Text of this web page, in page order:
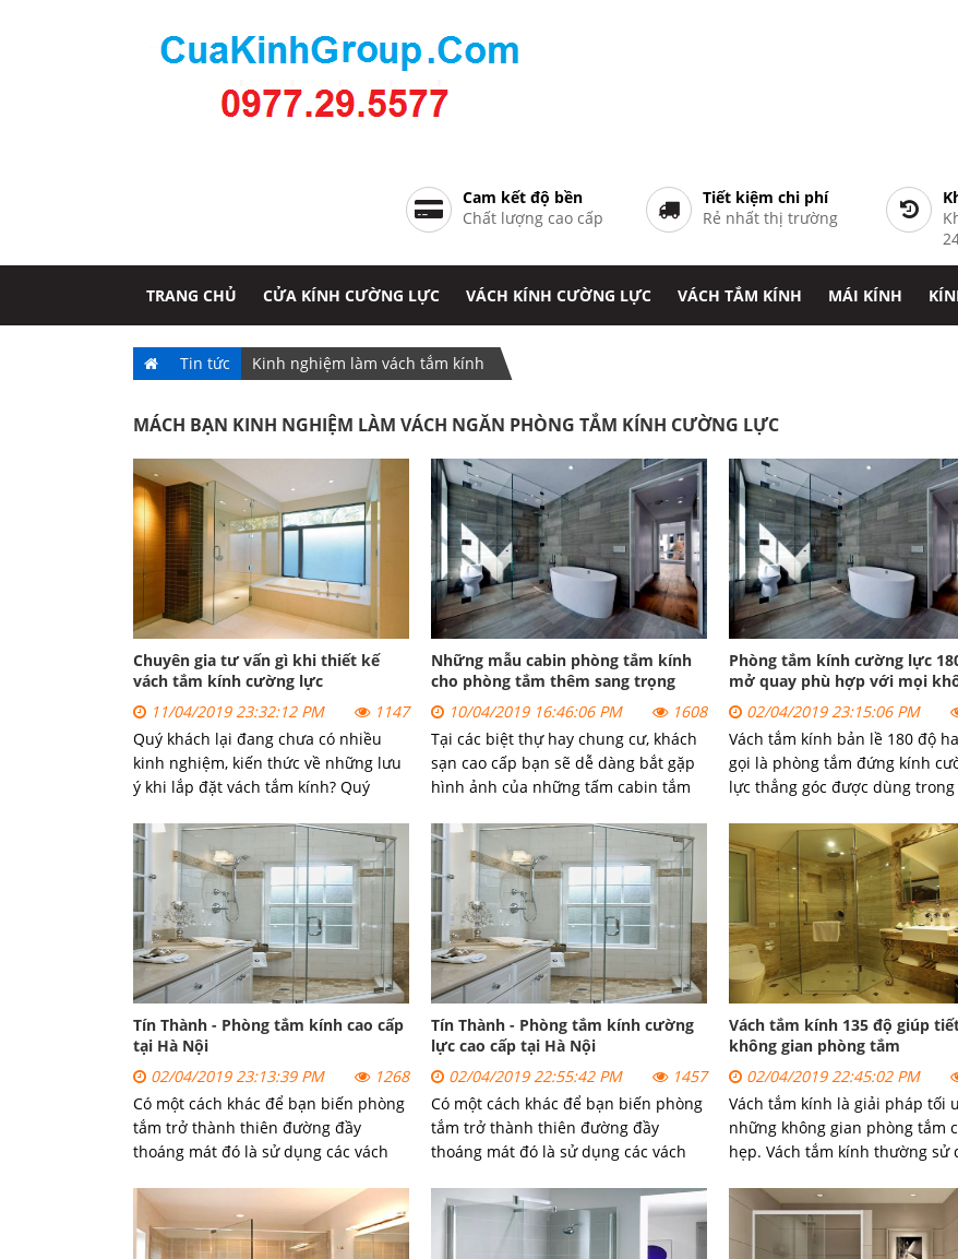
Cam kết độ bền
Chất lượng cao cấp
Tiết kiệm chi phí
Rẻ nhất thị trường
TRANG CHỦ CỬA KÍNH CƯỜNG LỰC VÁCH KÍNH CƯỜNG LỰC VÁCH TẮM KÍNH MÁI KÍNH
Tin tức Kinh nghiệm làm vách tắm kính
MÁCH BẠN KINH NGHIỆM LÀM VÁCH NGĂN PHÒNG TẮM KÍNH CƯỜNG LỰC
Chuyên gia tư vấn gì khi thiết kế
vách tắm kính cường lực
11/04/2019 23:32:12 PM
1147
Quý khách lại đang chưa có nhiều
kinh nghiệm, kiến thức về những lưu
ý khi lắp đặt vách tắm kính? Quý
kinh nghiệm, tay nghề cao trong việc
lắp đặt vách tắm kính để có sự tư vấn
kĩ càng và mang lại sự an toàn, lâu
bền cho công trình nhà mình?
Những mẫu cabin phòng tắm kính
cho phòng tắm thêm sang trọng
10/04/2019 16:46:06 PM
1608
Tại các biệt thự hay chung cư, khách
sạn cao cấp bạn sẽ dễ dàng bắt gặp
hình ảnh của những tấm cabin tắm
rộng rãi hơn, cho không gian phòng
tắm thêm hiện đại và sang trọng,
đẳng cấp.
Phòng tắm kính cường lực
mở quay phù hợp với mọi
gian02/04/2019 23:15:06 PM
Vách tắm kính bản lề 180 độ
gọi là phòng tắm đứng kính
lực thẳng góc được dùng
2 mặt tường kết hợp với 1 mặt
kính mà không mở gần tường
trở ngại là các vật dụng
Tín Thành - Phòng tắm kính cao cấp
tại Hà Nội
02/04/2019 23:13:39 PM
1268
Có một cách khác để bạn biến phòng
tắm trở thành thiên đường đầy
thoáng mát đó là sử dụng các vách
tắm kính. Chúng có tác dụng không
che chắn tầm nhìn, tạo cảm giác
khoáng đạt cho một phòng tắm.
Tín Thành - Phòng tắm kính cường
lực cao cấp tại Hà Nội
02/04/2019 22:55:42 PM
1457
Có một cách khác để bạn biến phòng
tắm trở thành thiên đường đầy
thoáng mát đó là sử dụng các vách
tắm kính. Chúng có tác dụng không
che chắn tầm nhìn, tạo cảm giác
khoáng đạt cho một phòng tắm.
Vách tắm kính 135 độ giúp
không gian phòng tắm
02/04/2019 22:45:02 PM
Vách tắm kính là giải pháp tối
những không gian phòng tắm
hẹp. Vách tắm kính thường sử
đôi khi cả những hộ gia đình yêu
thích sự lịch sự và tiện dụng.